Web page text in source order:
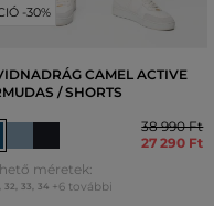
-30%
CAMEL ACTIVE
/ SHORTS
38 990 Ft
27 290 Ft
méretek:
, 32, 33, 34 +6 további